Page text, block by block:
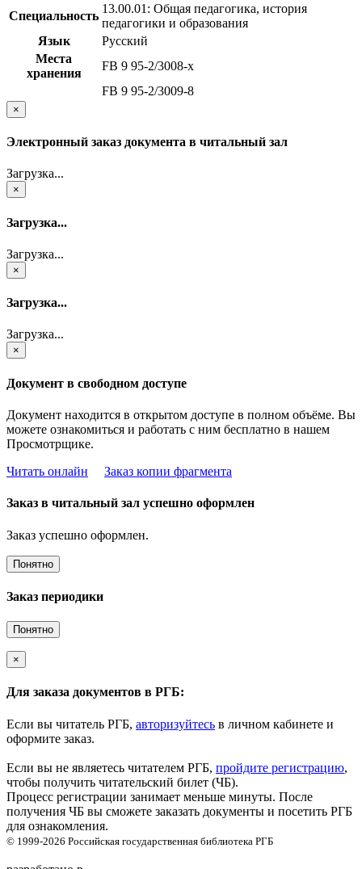
Специальность
13.00.01: Общая педагогика, история
педагогики и образования
Язык
Русский
Места
хранения
FB 9 95-2/3008-x
FB 9 95-2/3009-8
×
Электронный заказ документа в читальный зал
Загрузка...
×
Загрузка...
Загрузка...
×
Загрузка...
Загрузка...
×
Документ в свободном доступе
Документ находится в открытом доступе в полном объёме. Вы
можете ознакомиться и работать с ним бесплатно в нашем
Просмотрщике.
Читать онлайн
Заказ копии фрагмента
Заказ в читальный зал успешно оформлен
Заказ успешно оформлен.
Понятно
Заказ периодики
Понятно
×
Для заказа документов в РГБ:
Если вы читатель РГБ, авторизуйтесь в личном кабинете и
оформите заказ.
Если вы не являетесь читателем РГБ, пройдите регистрацию,
чтобы получить читательский билет (ЧБ).
Процесс регистрации занимает меньше минуты. После
получения ЧБ вы сможете заказать документы и посетить РГБ
для ознакомления.
© 1999-2026 Российская государственная библиотека РГБ